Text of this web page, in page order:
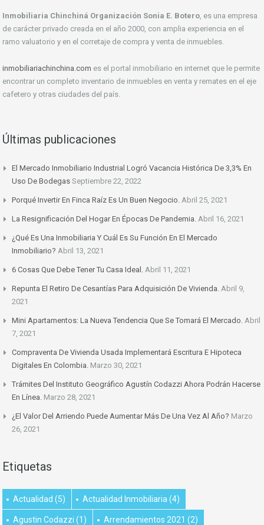
Inmobiliaria Chinchiná Organización Sonia E. Botero , es una empresa
de carácter privado creada en el año 2000, con amplia experiencia en el
ramo valuatorio y en el corretaje de compra y venta de inmuebles.
inmobiliariachinchina.com es el portal inmobiliario en internet que le permite
encontrar un completo inventario de inmuebles en venta y remates en el eje
cafetero y otras ciudades del país.
Últimas publicaciones
El Mercado Inmobiliario Industrial Logró Vacancia Histórica De 3,3% En
Uso De Bodegas Septiembre 22, 2022
Porqué Invertir En Finca Raíz Es Un Buen Negocio. Abril 25, 2021
La Resignificación Del Hogar En Épocas De Pandemia. Abril 16, 2021
¿Qué Es Una Inmobiliaria Y Cuál Es Su Función En El Mercado
Inmobiliario? Abril 13, 2021
6 Cosas Que Debe Tener Tu Casa Ideal. Abril 11, 2021
Repunta El Retiro De Cesantías Para Adquisición De Vivienda. Abril 9,
2021
Mini Apartamentos: La Nueva Tendencia Que Se Tomará El Mercado. Abril
7, 2021
Compraventa De Vivienda Usada Implementará Escritura E Hipoteca
Digitales En Colombia. Marzo 30, 2021
Trámites Del Instituto Geográfico Agustín Codazzi Ahora Podrán Hacerse
En Línea. Marzo 28, 2021
¿El Valor Del Arriendo Puede Aumentar Más De Una Vez Al Año? Marzo
26, 2021
Etiquetas
Actualidad (5) Actualidad Inmobiliaria (4)
Agustin Codazzi (1) Arrendamientos 2021 (2)